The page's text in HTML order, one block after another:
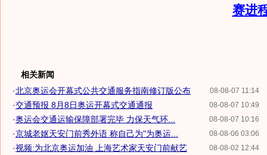
赛进
相关新闻
08-08-07 11:14
·北京奥运会开幕式公共交通服务指南修订版公布
08-08-07 10:49
·交通预报 8月8日奥运开幕式交通通报
08-08-07 10:16
·奥运会交通运输保障部署完毕 力保天气环...
08-08-06 03:06
·京城老妪天安门前秀外语 称自己为"为奥运...
08-08-02 12:44
·视频:为北京奥运加油 上海艺术家天安门前献艺